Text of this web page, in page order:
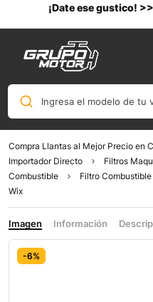
¡Date ese gustico! >>
Ingresa el modelo de tu
Compra Llantas al Mejor Precio en
Importador Directo
Filtros
Combustible
Filtro
Wix
Imagen Información
-6%